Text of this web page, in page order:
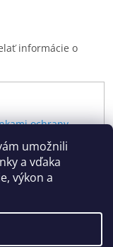
umožnili
a vďaka
výkon a
informácie o
ochrany